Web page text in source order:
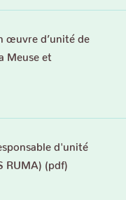
œuvre d’unité de
Meuse et
d'unité
RUMA) (pdf)